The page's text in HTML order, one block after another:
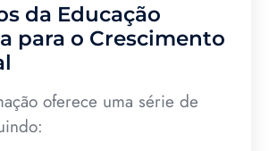
da Educação
para o Crescimento
oferece uma série de